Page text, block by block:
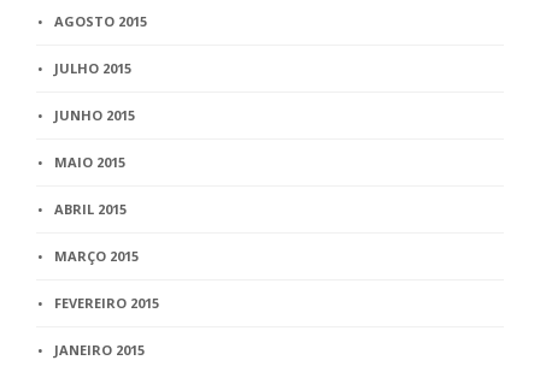
AGOSTO 2015
JULHO 2015
JUNHO 2015
MAIO 2015
ABRIL 2015
MARÇO 2015
FEVEREIRO 2015
JANEIRO 2015